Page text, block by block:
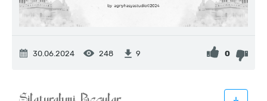
30.06.2024 248 9 0